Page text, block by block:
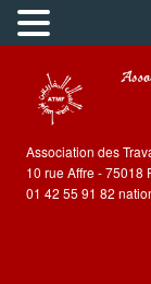
Association des
10 rue Affre - 75018
01 42 55 91 82